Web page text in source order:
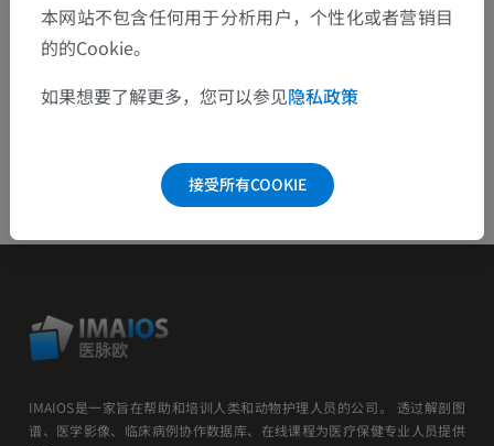
IMAIOS是一家旨在帮助和培训人类和动物护理人员的公司。 透过解剖图
谱、医学影像、临床病例协作数据库、在线课程为医疗保健专业人员提供
本网站不包含任何用于分析用户，个性化或者营销目
的的Cookie。
如果想要了解更多，您可以参见隐私政策
接受所有COOKIE